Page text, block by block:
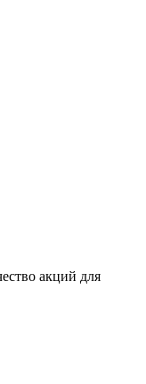
акций для